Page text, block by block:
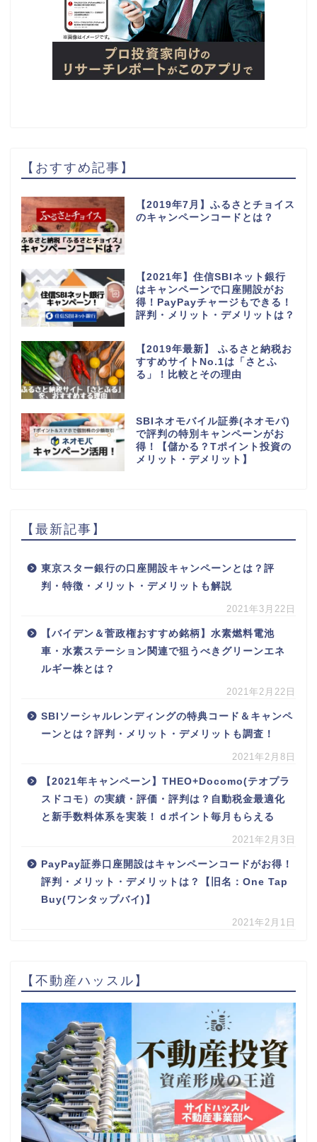
【おすすめ記事】
【2019年7月】ふるさとチョイス
のキャンペーンコードとは？
【2021年】住信SBIネット銀行
はキャンペーンで口座開設がお
得！PayPayチャージもできる！
評判・メリット・デメリットは？
【2019年最新】 ふるさと納税お
すすめサイトNo.1は「さとふ
る」！比較とその理由
SBIネオモバイル証券(ネオモバ)
で評判の特別キャンペーンがお
得！【儲かる？Tポイント投資の
メリット・デメリット】
【最新記事】
東京スター銀行の口座開設キャンペーンとは？評
判・特徴・メリット・デメリットも解説
2021年3月22日
【バイデン＆菅政権おすすめ銘柄】水素燃料電池
車・水素ステーション関連で狙うべきグリーンエネ
ルギー株とは？
2021年2月22日
SBIソーシャルレンディングの特典コード＆キャンペ
ーンとは？評判・メリット・デメリットも調査！
2021年2月8日
【2021年キャンペーン】THEO+Docomo(テオプラ
スドコモ）の実績・評価・評判は？自動税金最適化
と新手数料体系を実装！ｄポイント毎月もらえる
2021年2月3日
PayPay証券口座開設はキャンペーンコードがお得！
評判・メリット・デメリットは？【旧名：One Tap
Buy(ワンタップバイ)】
2021年2月1日
【不動産ハッスル】